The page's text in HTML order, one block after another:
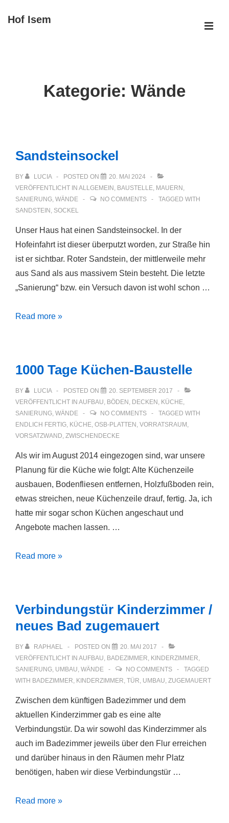
ZumHof Isem
Kategorie: Wände
Sandsteinsockel
BY LUCIA POSTED ON
20. MAI 2024
VERÖFFENTLICHT IN ALLGEMEIN , BAUSTELLE, MAUERN ,
SANIERUNG, WÄNDE NO COMMENTS
TAGGED WITH
SANDSTEIN , SOCKEL
Unser Haus hat einen Sandsteinsockel. In der
Hofeinfahrt ist dieser überputzt worden, zur Straße hin
ist er sichtbar. Roter Sandstein, der mittlerweile mehr
aus Sand als aus massivem Stein besteht. Die letzte
„Sanierung“ bzw. ein Versuch davon ist wohl schon …
Sandsteinsockel
Read more »
1000 Tage Küchen-Baustelle
BY LUCIA POSTED ON
20. SEPTEMBER 2017
VERÖFFENTLICHT IN AUFBAU, BÖDEN , DECKEN , KÜCHE,
SANIERUNG, WÄNDE NO COMMENTS
TAGGED WITH
ENDLICH FERTIG, KÜCHE, OSB-PLATTEN , VORRATSRAUM ,
VORSATZWAND, ZWISCHENDECKE
Als wir im August 2014 eingezogen sind, war unsere
Planung für die Küche wie folgt: Alte Küchenzeile
ausbauen, Bodenfliesen entfernen, Holzfußboden rein,
etwas streichen, neue Küchenzeile drauf, fertig. Ja, ich
hatte mir sogar schon Küchen angeschaut und
Angebote machen lassen. …
1000
Read more »
Verbindungstür Kinderzimmer /
neues Bad zugemauert
BY RAPHAEL POSTED ON
20. MAI 2017
VERÖFFENTLICHT IN AUFBAU, BADEZIMMER, KINDERZIMMER,
SANIERUNG, UMBAU, WÄNDE NO COMMENTS
TAGGED
WITH BADEZIMMER, KINDERZIMMER, TÜR, UMBAU, ZUGEMAUERT
Zwischen dem künftigen Badezimmer und dem
aktuellen Kinderzimmer gab es eine alte
Verbindungstür. Da wir sowohl das Kinderzimmer als
auch im Badezimmer jeweils über den Flur erreichen
und darüber hinaus in den Räumen mehr Platz
benötigen, haben wir diese Verbindungstür …
Verbindungstür
Read more »